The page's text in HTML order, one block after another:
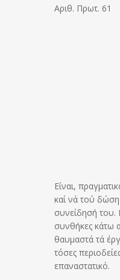
Αριθ. Πρωτ. 61
Είναι,
καί νά τού δώση
συνείδησή του.
συνθήκες κάτω
θαυμαστά τά
τόσες
επαναστατικό.